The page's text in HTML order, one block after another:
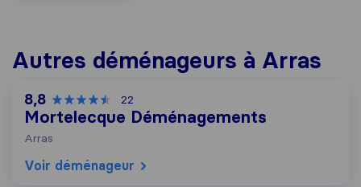
Autres déménageurs à Arras
8,8 22
Mortelecque Déménagements
Arras
Voir déménageur